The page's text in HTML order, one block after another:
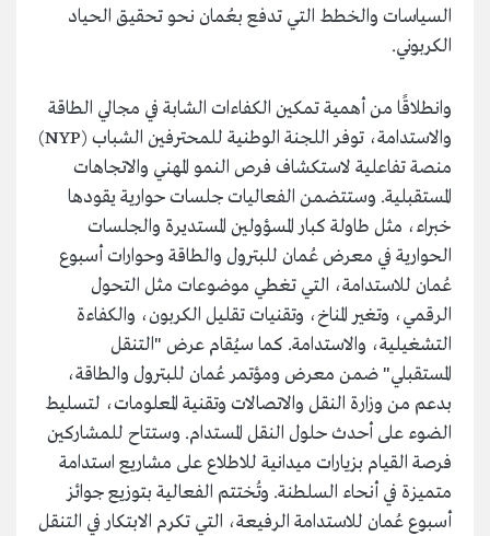
السياسات والخطط التي تدفع بعُمان نحو تحقيق الحياد
الكربوني.
وانطلاقًا من أهمية تمكين الكفاءات الشابة في مجالي الطاقة
والاستدامة، توفر اللجنة الوطنية للمحترفين الشباب (NYP)
منصة تفاعلية لاستكشاف فرص النمو المهني والاتجاهات
المستقبلية. وستتضمن الفعاليات جلسات حوارية يقودها
خبراء، مثل طاولة كبار المسؤولين المستديرة والجلسات
الحوارية في معرض عُمان للبترول والطاقة وحوارات أسبوع
عُمان للاستدامة، التي تغطي موضوعات مثل التحول
الرقمي، وتغير المناخ، وتقنيات تقليل الكربون، والكفاءة
التشغيلية، والاستدامة. كما سيُقام عرض "التنقل
المستقبلي" ضمن معرض ومؤتمر عُمان للبترول والطاقة،
بدعم من وزارة النقل والاتصالات وتقنية المعلومات، لتسليط
الضوء على أحدث حلول النقل المستدام. وستتاح للمشاركين
فرصة القيام بزيارات ميدانية للاطلاع على مشاريع استدامة
متميزة في أنحاء السلطنة. وتُختتم الفعالية بتوزيع جوائز
أسبوع عُمان للاستدامة الرفيعة، التي تكرم الابتكار في التنقل